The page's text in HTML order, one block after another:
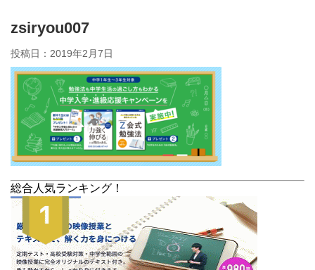
zsiryou007
投稿日： 2019年2月7日
総合人気ランキング！